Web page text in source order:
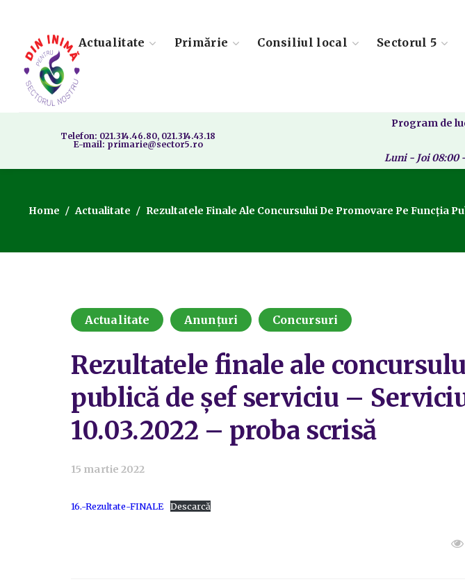
Actualitate Primărie Consiliul local Sectorul 5
Telefon: 021.314.46.80, 021.314.43.18
E-mail: primarie@sector5.ro
Program de
Luni - Joi 08:00
Home Actualitate Rezultatele Finale Ale Concursului De Promovare Pe Funcția
Actualitate Anunțuri Concursuri
Rezultatele finale ale
publică de șef serviciu –
10.03.2022 – proba scrisă
15 martie 2022
16.-Rezultate-FINALE Descarcă